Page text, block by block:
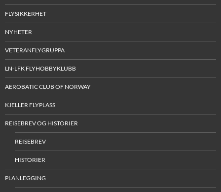
FLYSIKKERHET
NYHETER
VETERANFLYGRUPPA
LN-LFK FLYHOBBYKLUBB
AEROBATIC CLUB OF NORWAY
KJELLER FLYPLASS
REISEBREV OG HISTORIER
REISEBREV
HISTORIER
PLANLEGGING